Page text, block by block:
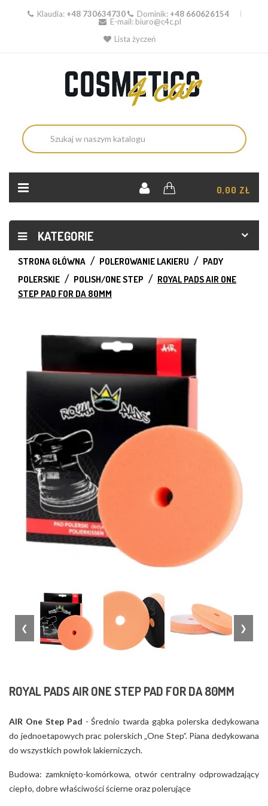
Klaudia: +48 730634730 Dominik: +48 660626154
E-mail: biuro@c4c.pl
Lista życzeń
0,00 ZŁ
KATEGORIE
STRONA GŁÓWNA POLEROWANIE LAKIERU
PADY
POLERSKIE
POLISH/ONE STEP
ROYAL PADS AIR ONE
STEP PAD FOR DA 80MM
❮ ❯
ROYAL PADS AIR ONE STEP PAD FOR DA 80MM
AIR One Step Pad - Średnio twarda gąbka polerska dedykowana
do jednoetapowych prac polerskich „One Step”. Piana dedykowana
do wszystkich powłok lakierniczych.
Budowa: zamknięto-komórkowa, otwór centralny odprowadzający
ciepło, dobre właściwości ścierne oraz polerujące